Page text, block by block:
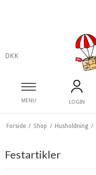
DKK
MENU LOGIN
Forside / Shop / Husholdning /
Festartikler